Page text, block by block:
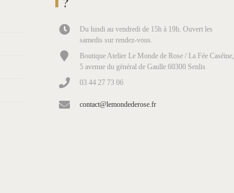
?
Du lundi au vendredi de 15h à 19h. Ouvert les
samedis sur rendez-vous.
Boutique Atelier Le Monde de Rose / La Fée Caséine,
5 avenue du général de Gaulle 60300 Senlis
03 44 27 73 06
contact@lemondederose.fr